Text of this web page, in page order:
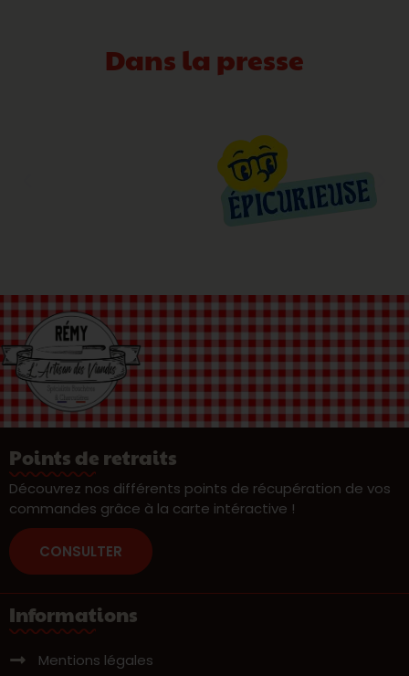
Dans la presse
Points de retraits
Découvrez nos différents points de récupération de vos
commandes grâce à la carte intéractive !
CONSULTER
Informations
Mentions légales